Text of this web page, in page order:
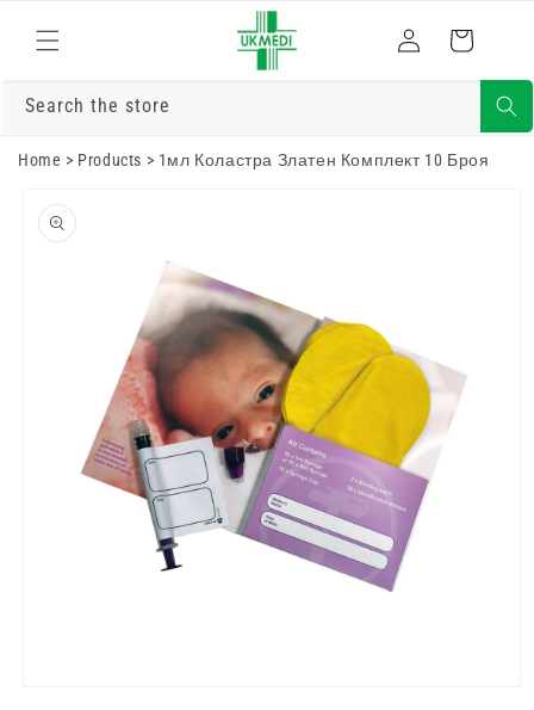
към
съдържанието
Влизам Количка
Search the store
Home > Products > 1мл Коластра Златен Комплект 10 Броя
информацията
за продукта